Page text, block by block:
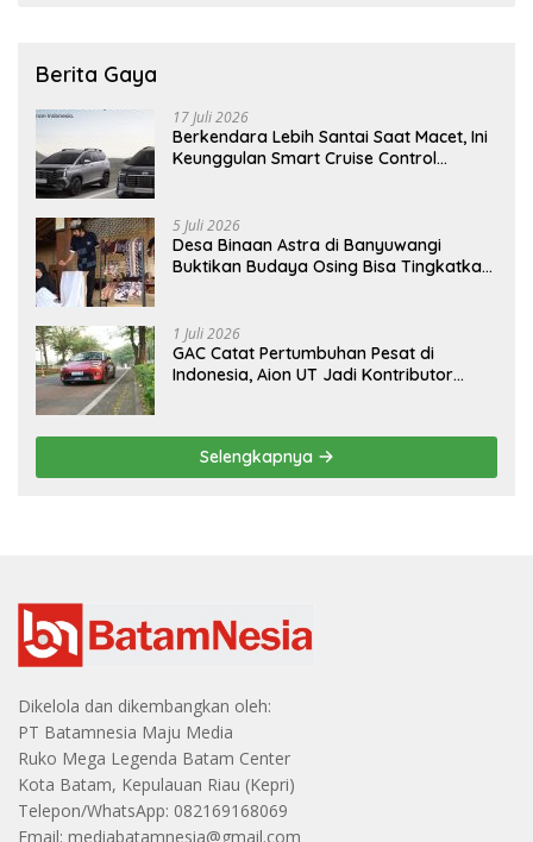
Berita Gaya
17 Juli 2026
Berkendara Lebih Santai Saat Macet, Ini
Keunggulan Smart Cruise Control
5 Juli 2026
Desa Binaan Astra di Banyuwangi
Buktikan Budaya Osing Bisa Tingkatkan
1 Juli 2026
GAC Catat Pertumbuhan Pesat di
Indonesia, Aion UT Jadi Kontributor
Selengkapnya
Dikelola dan dikembangkan oleh:
PT Batamnesia Maju Media
Ruko Mega Legenda Batam Center
Kota Batam, Kepulauan Riau (Kepri)
Telepon/WhatsApp: 082169168069
Email: mediabatamnesia@gmail.com